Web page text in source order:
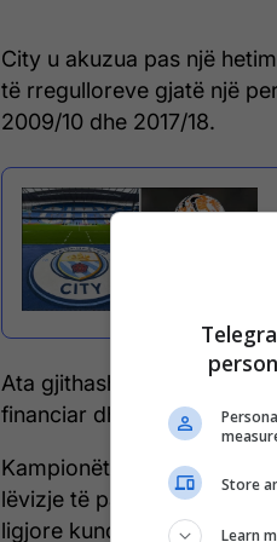
City u akuzua pas një
të rregulloreve gjatë një
2009/10 dhe 2017/18.
Ata gjithashtu dyshohet se
financiar dhe nuk kanë
Kampionët mohojnë të
lëvizje të paprecedentë,
ligjore kundër Ligës
Store
Learn